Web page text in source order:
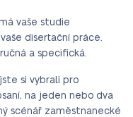
vaše studie
disertační práce.
a specifická.
si vybrali pro
na jeden nebo dva
scénář zaměstnanecké